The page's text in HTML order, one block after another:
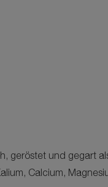
geröstet und gegart
Calcium,